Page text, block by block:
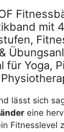
mit 4
für Yoga,
lässt sich
eine
Fitnesslevel